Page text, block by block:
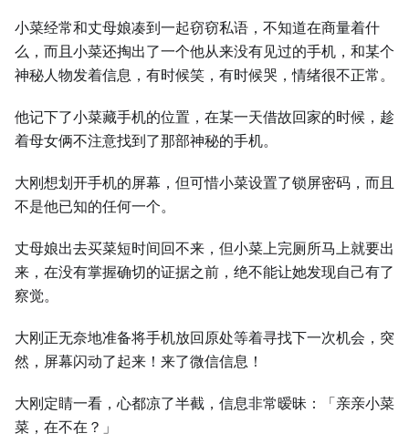
小菜经常和丈母娘凑到⼀起窃窃私语，不知道在商量着什
么，而且小菜还掏出了⼀个他从来没有见过的手机，和某个
神秘⼈物发着信息，有时候笑，有时候哭，情绪很不正常。
他记下了小菜藏手机的位置，在某⼀天借故回家的时候，趁
着母女俩不注意找到了那部神秘的手机。
⼤刚想划开手机的屏幕，但可惜小菜设置了锁屏密码，而且
不是他已知的任何⼀个。
丈母娘出去买菜短时间回不来，但小菜上完厕所马上就要出
来，在没有掌握确切的证据之前，绝不能让她发现自己有了
察觉。
⼤刚正无奈地准备将手机放回原处等着寻找下⼀次机会，突
然，屏幕闪动了起来！来了微信信息！
⼤刚定睛⼀看，心都凉了半截，信息非常暧昧：「亲亲小菜
菜，在不在？」